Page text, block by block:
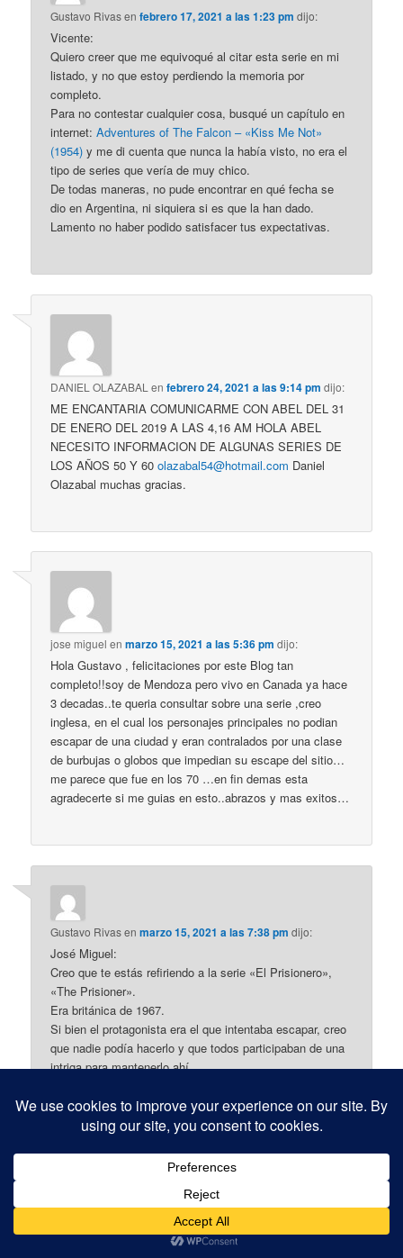
Gustavo Rivasenfebrero 17, 2021 a las 1:23 pm dijo:
Vicente:
Quiero creer que me equivoqué al citar esta serie en mi
listado, y no que estoy perdiendo la memoria por
completo.
Para no contestar cualquier cosa, busqué un capítulo en
internet:Adventures of The Falcon – «Kiss Me Not»
(1954) y me di cuenta que nunca la había visto, no era el
tipo de series que vería de muy chico.
De todas maneras, no pude encontrar en qué fecha se
dio en Argentina, ni siquiera si es que la han dado.
Lamento no haber podido satisfacer tus expectativas.
DANIEL OLAZABAL enfebrero 24, 2021 a las 9:14 pm dijo:
ME ENCANTARIA COMUNICARME CON ABEL DEL 31
DE ENERO DEL 2019 A LAS 4,16 AM HOLA ABEL
NECESITO INFORMACION DE ALGUNAS SERIES DE
LOS AÑOS 50 Y 60olazabal54@hotmail.com Daniel
Olazabal muchas gracias.
jose miguel enmarzo 15, 2021 a las 5:36 pm dijo:
Hola Gustavo , felicitaciones por este Blog tan
completo!!soy de Mendoza pero vivo en Canada ya hace
3 decadas..te queria consultar sobre una serie ,creo
inglesa, en el cual los personajes principales no podian
escapar de una ciudad y eran contralados por una clase
de burbujas o globos que impedian su escape del sitio…
me parece que fue en los 70 …en fin demas esta
agradecerte si me guias en esto..abrazos y mas exitos…
Gustavo Rivasenmarzo 15, 2021 a las 7:38 pm dijo:
José Miguel:
Creo que te estás refiriendo a la serie «El Prisionero»,
«The Prisioner».
Era británica de 1967.
Si bien el protagonista era el que intentaba escapar, creo
que nadie podía hacerlo y que todos participaban de una
intriga para mantenerlo ahí.
europa la pasaron.
Espero que sea la data que estás buscando, porque